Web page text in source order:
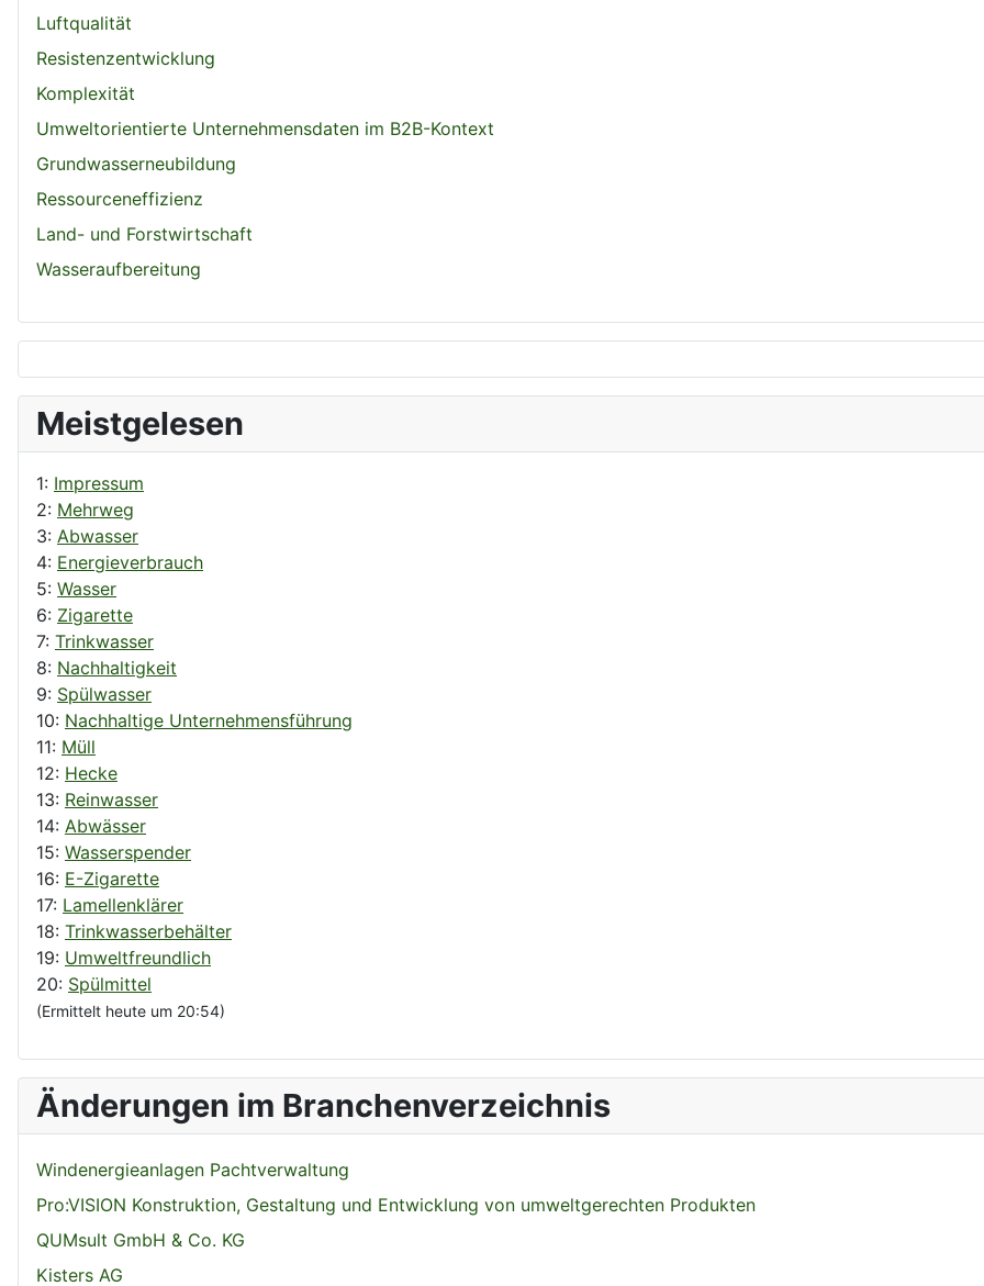
Luftqualität
Resistenzentwicklung
Komplexität
Umweltorientierte Unternehmensdaten im B2B-Kontext
Grundwasserneubildung
Ressourceneffizienz
Land- und Forstwirtschaft
Wasseraufbereitung
Meistgelesen
1: Impressum
2: Mehrweg
3: Abwasser
4: Energieverbrauch
5: Wasser
6: Zigarette
7: Trinkwasser
8: Nachhaltigkeit
9: Spülwasser
10: Nachhaltige Unternehmensführung
11: Müll
12: Hecke
13: Reinwasser
14: Abwässer
15: Wasserspender
16: E-Zigarette
17: Lamellenklärer
18: Trinkwasserbehälter
19: Umweltfreundlich
20: Spülmittel
(Ermittelt heute um 20:54)
Änderungen im Branchenverzeichnis
Windenergieanlagen Pachtverwaltung
Pro:VISION Konstruktion, Gestaltung und Entwicklung von umweltgerechten Produkten
QUMsult GmbH & Co. KG
Kisters AG